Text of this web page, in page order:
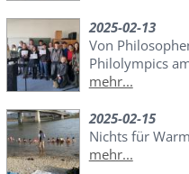
2025-02-13
Von
Philolympics
mehr...
2025-02-15
Nichts für
mehr...